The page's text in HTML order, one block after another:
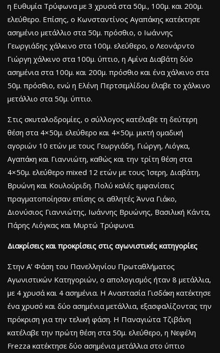
η Ευθυμία Τρύφωνα με 3 χρυσά στα 50μ., 100μ. και 200μ.
ελεύθερο. Επίσης, ο Κωνσταντίνος Αγαπάκης κατέκτησε
ασημένιο μετάλλιο στα 50μ. πρόσθιο, ο Ιωάννης
Γεωργιάδης χάλκινο στα 100μ. ελεύθερο, ο Λεονάρντο
Γιώργη χάλκινο στα 100μ. ύπτιο, η Αμίνα Διαβάτη δύο
ασημένια στα 100μ. και 200μ. πρόσθιο και ένα χάλκινο στα
50μ. πρόσθιο, ενώ η Ελένη Περτσεμλίδου έλαβε το χάλκινο
μετάλλιο στα 50μ. ύπτιο.
Στις σκυταλοδρομίες, ο σύλλογος κατέλαβε τη δεύτερη
θέση στα 4×50μ. ελεύθερο και 4×50μ. μικτή ομαδική
αγοριών 10 ετών με τους Γεωργιάδη, Γιώργη, Λιόγκα,
Αγαπάκη και Γιαννιώτη, καθώς και την τρίτη θέση στα
4×50μ. ελεύθερο mixed 12 ετών με τους Ίσερη, Διαβάτη,
Βρυώνη και Κουλούριδη. Πολύ καλές εμφανίσεις
πραγματοποίησαν επίσης οι αθλητές Άννα Γιάκο,
Διονύσιος Γιαννιώτης, Ιωάννης Βρυώνης, Βασιλική Κάντα,
Πάρης Λιόγκας και Μυρτώ Τρύφωνα.
Διακρίσεις και προκρίσεις στις αγωνιστικές κατηγορίες
Στην Α’ Φάση του Πανελληνίου Πρωταθλήματος
Αγωνιστικών Κατηγοριών, ο απολογισμός ήταν 8 μετάλλια,
με 4 χρυσά και 4 ασημένια. Η Αναστασία Γισδάκη κατέκτησε
ένα χρυσό και δύο ασημένια μετάλλια, εξασφαλίζοντας την
πρόκριση για την τελική φάση. Η Παναγιώτα Τζιβάνη
κατέλαβε την πρώτη θέση στα 50μ. ελεύθερο, η Νεφέλη
Frezza κατέκτησε δύο ασημένια μετάλλια στο ύπτιο